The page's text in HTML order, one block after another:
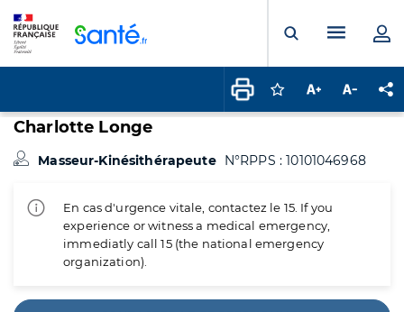
Ouvrir laMenu
Connectez-vous
Augmenter la
Charlotte Longe
Masseur-Kinésithérapeute N°RPPS : 10101046968
En cas d'urgence vitale, contactez le 15. If you
experience or witness a medical emergency,
immediatly call 15 (the national emergency
organization).